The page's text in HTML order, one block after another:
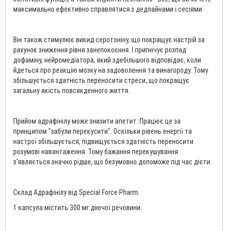
максимально ефективно справлятися з дедлайнами і сесіями.
Він також стимулює викид серотоніну, що покращує настрій за
рахунок зниження рівня занепокоєння. І пригнічує розпад
дофаміну, нейромедіатора, який здебільшого відповідає, коли
йдеться про реакцію мозку на задоволення та винагороду. Тому
збільшується здатність переносити стреси, що покращує
загальну якість повсякденного життя.
Прийом адрафінілу може знизити апетит. Працює це за
принципом "забули перекусити". Оскільки рівень енергії та
настрої збільшується, підвищується здатність переносити
розумові навантаження. Тому бажання перекушування
з'являється значно рідше, що безумовно допоможе під час дієти.
Склад Адрафінілу від Special Force Pharm:
1 капсула містить 300 мг діючої речовини.